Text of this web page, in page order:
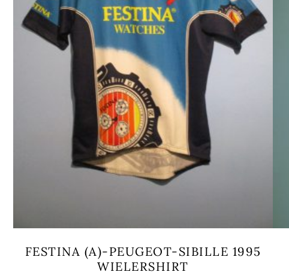
FESTINA (A)-PEUGEOT-SIBILLE 1995
WIELERSHIRT